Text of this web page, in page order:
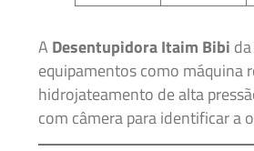
A Desentupidora Itaim Bibi
equipamentos como máquina
hidrojateamento de alta
com câmera para identificar a